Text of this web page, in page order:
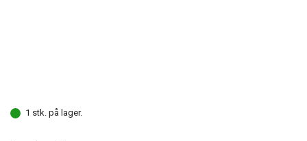
1 stk. på lager.